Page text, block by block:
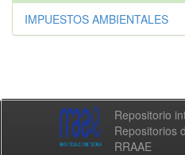
IMPUESTOS AMBIENTALES
Repositorio
Repositorios
RRAAE